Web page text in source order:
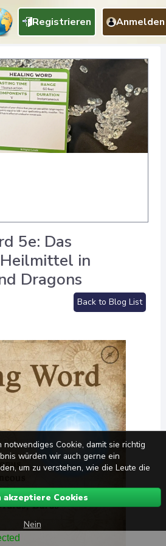
Registrieren Anmelden
5e: Das
in
Dragons
Back to Blog List
Cookie, damit sie richtig
würden wir auch gerne ein
um zu verstehen, wie die Leute die
akzeptiere Cookies
Nein